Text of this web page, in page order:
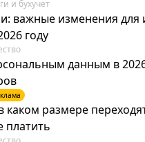
и бухучет
важные изменения для
году
данным в
каком размере
платить